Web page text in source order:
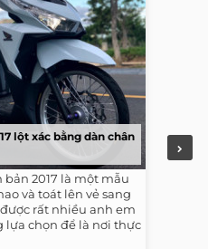
lột xác bằng dàn chân
bản 2017 là một mẫu
và toát lên vẻ sang
rất nhiều anh em
lựa chọn để là nơi thực